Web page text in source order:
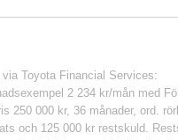
Toyota Financial Services:
2 234 kr/mån med
250 000 kr, 36 månader, ord.
och 125 000 kr restskuld.